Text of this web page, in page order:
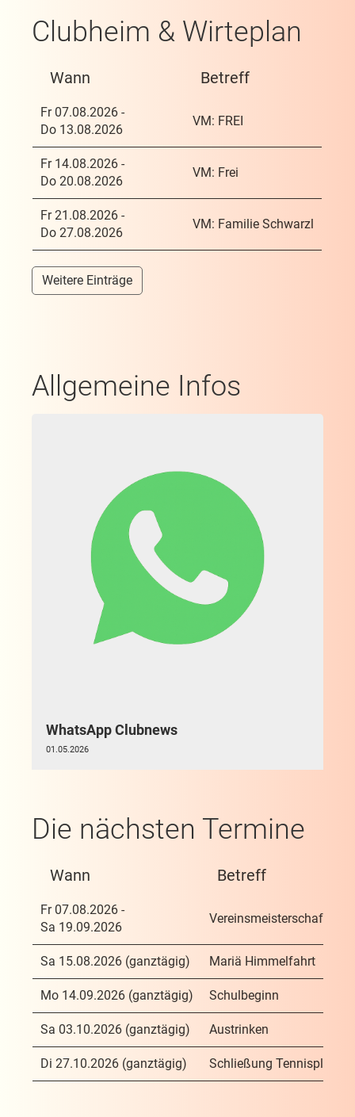
Clubheim & Wirteplan
Wann Betreff
Fr 07.08.2026 -
Do 13.08.2026
VM: FREI
Fr 14.08.2026 -
Do 20.08.2026
VM: Frei
Fr 21.08.2026 -
Do 27.08.2026
VM: Familie Schwarzl
Weitere Einträge
Allgemeine Infos
WhatsApp Clubnews
01.05.2026
Die nächsten Termine
Wann Betreff
Fr 07.08.2026 -
Sa 19.09.2026
Vereinsmeisterschaft
Sa 15.08.2026 (ganztägig) Mariä Himmelfahrt
Mo 14.09.2026 (ganztägig) Schulbeginn
Sa 03.10.2026 (ganztägig) Austrinken
Di 27.10.2026 (ganztägig) Schließung Tennisplätze